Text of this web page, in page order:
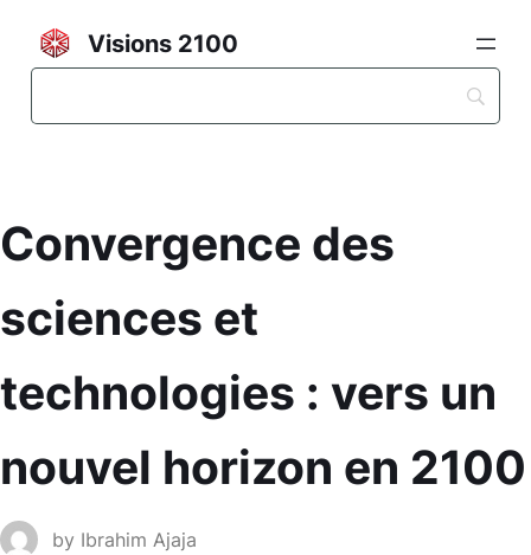
Visions 2100
Convergence des
sciences et
technologies : vers un
nouvel horizon en 2100
by Ibrahim Ajaja